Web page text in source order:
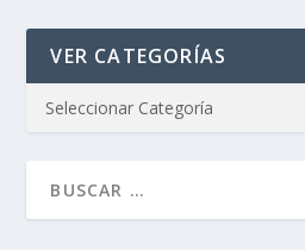
VER CATEGORÍAS